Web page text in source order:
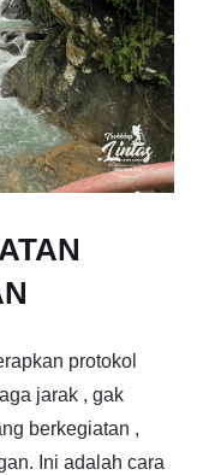
protokol
jarak , gak
berkegiatan ,
Ini adalah cara